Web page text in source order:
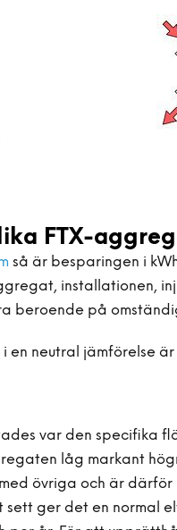
FTX-
så är besparingen i
installationen,
beroende på
en neutral jämförelse
var den specifika
låg markant
övriga och är därför
sett ger det en normal